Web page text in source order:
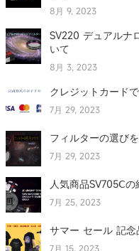
8月 9, 2023
SV220 デュアルナ
いて
8月 3, 2023
クレジットカード
7月 29, 2023
フィルターの選び
7月 29, 2023
人気商品SV705Ⅽの
7月 25, 2023
サマー セール 記念
7月 15, 2023